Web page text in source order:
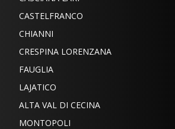
CASTELFRANCO
CHIANNI
CRESPINA LORENZANA
FAUGLIA
LAJATICO
ALTA VAL DI CECINA
MONTOPOLI